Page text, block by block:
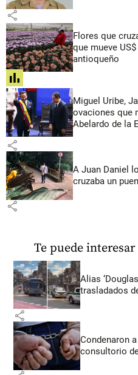
share
Flores que
que mueve
antioqueño
share
Miguel Uribe,
ovaciones que
Abelardo de la
share
A Juan Daniel
cruzaba un
share
Te puede interesar
Alias
trasladados
share
Condenaron
consultorio